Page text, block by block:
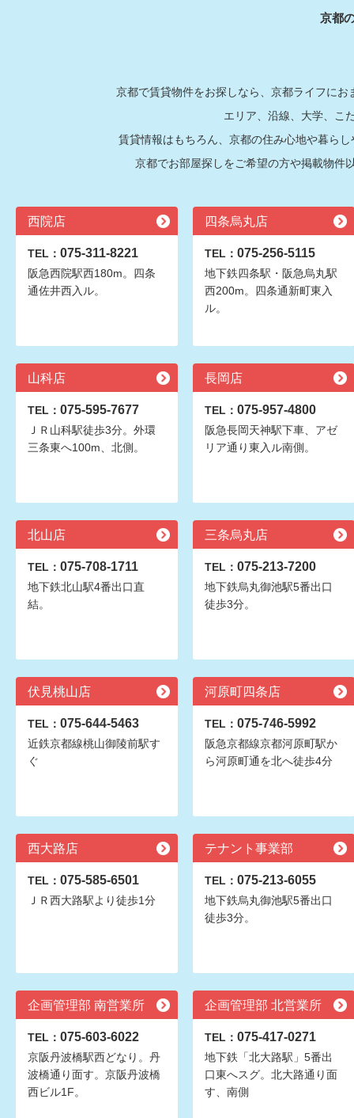
京都
京都で賃貸物件をお探しなら、京都ライフに
エリア、沿線、大学、こ
賃貸情報はもちろん、京都の住み心地や暮ら
京都でお部屋探しをご希望の方や掲載物件
西院店
TEL： 075-311-8221
阪急西院駅西180m。四条
通佐井西入ル。
四条烏丸店
TEL： 075-256-5115
地下鉄四条駅・阪急烏丸駅
西200m。四条通新町東入
ル。
山科店
TEL： 075-595-7677
ＪＲ山科駅徒歩3分。外環
三条東へ100m、北側。
長岡店
TEL： 075-957-4800
阪急長岡天神駅下車、アゼ
リア通り東入ル南側。
北山店
TEL： 075-708-1711
地下鉄北山駅4番出口直
結。
三条烏丸店
TEL： 075-213-7200
地下鉄烏丸御池駅5番出口
徒歩3分。
伏見桃山店
TEL： 075-644-5463
近鉄京都線桃山御陵前駅す
ぐ
河原町四条店
TEL： 075-746-5992
阪急京都線京都河原町駅か
ら河原町通を北へ徒歩4分
西大路店
TEL： 075-585-6501
ＪＲ西大路駅より徒歩1分
テナント事業部
TEL： 075-213-6055
地下鉄烏丸御池駅5番出口
徒歩3分。
企画管理部 南営業所
TEL： 075-603-6022
京阪丹波橋駅西どなり。丹
波橋通り面す。京阪丹波橋
西ビル1F。
企画管理部 北営業所
TEL： 075-417-0271
地下鉄「北大路駅」5番出
口東へスグ。北大路通り面
す、南側